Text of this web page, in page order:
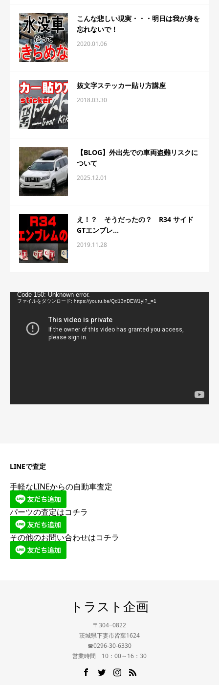
こんな悲しい現実・・・明日は我が身を
忘れないで！
2020.01.06
抜文字ステッカー貼り方講座
2018.03.30
【BLOG】外出先での車両盗難リスクに
ついて
2025.12.01
え！？ そうだったの？ R34 サイド
GTエンブレ...
2019.11.28
動Code 150: Unknown error.
ファイルをダウンロード: https://youtu.be/Qd13nDEW1yI?_=1
LINEで査定
手軽なLINEからの自動車査定
パーツの査定はコチラ
その他のお問い合わせはコチラ
トラスト企画
〒304−0822
茨城県下妻市皆葉1624
☎0296-30-6330
営業時間 10：00～16：30